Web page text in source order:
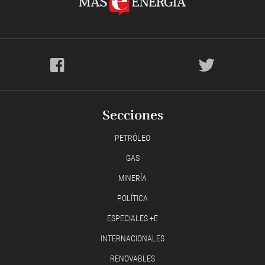
Secciones
PETRÓLEO
GAS
MINERÍA
POLÍTICA
ESPECIALES +E
INTERNACIONALES
RENOVABLES